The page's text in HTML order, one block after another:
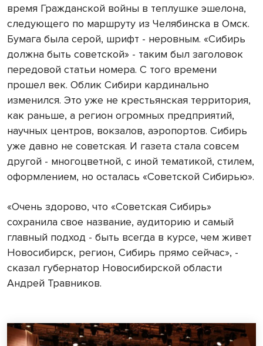
время Гражданской войны в теплушке эшелона,
следующего по маршруту из Челябинска в Омск.
Бумага была серой, шрифт - неровным. «Сибирь
должна быть советской» - таким был заголовок
передовой статьи номера. С того времени
прошел век. Облик Сибири кардинально
изменился. Это уже не крестьянская территория,
как раньше, а регион огромных предприятий,
научных центров, вокзалов, аэропортов. Сибирь
уже давно не советская. И газета стала совсем
другой - многоцветной, с иной тематикой, стилем,
оформлением, но осталась «Советской Сибирью».
«Очень здорово, что «Советская Сибирь»
сохранила свое название, аудиторию и самый
главный подход - быть всегда в курсе, чем живет
Новосибирск, регион, Сибирь прямо сейчас», -
сказал губернатор Новосибирской области
Андрей Травников.